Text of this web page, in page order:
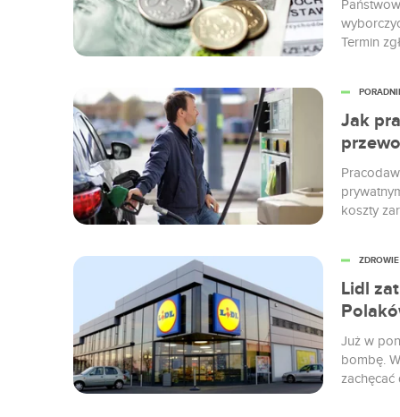
Termin
Jak
koszty
Lidl
Już w
bombę.
zachęcać
ZDROWIE